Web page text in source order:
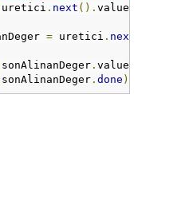
uretici . next (). value
= uretici . next
sonAlinanDeger . value
sonAlinanDeger . done );